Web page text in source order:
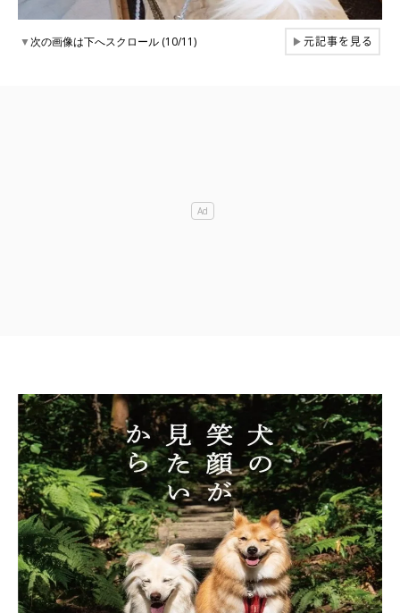
▼次の画像は下へスクロール (10/11) ▶元記事を見る